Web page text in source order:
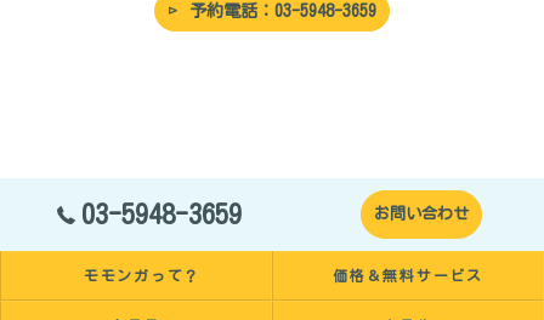
予約電話：03-5948-3659
03-5948-3659 お問い合わせ
モモンガって？ 価格＆無料サービス